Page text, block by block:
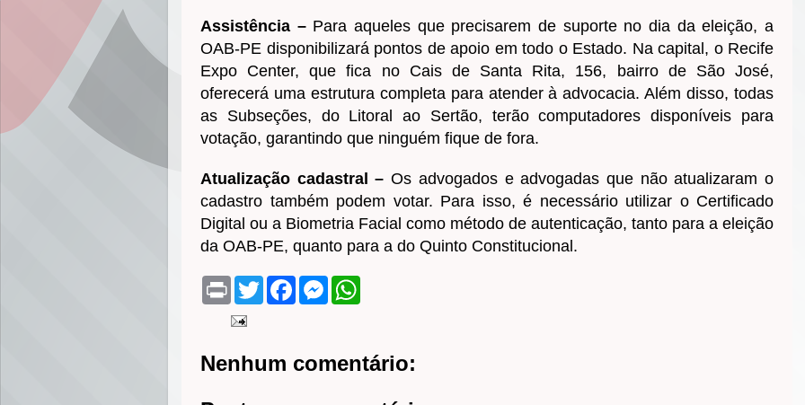
Assistência –Para aqueles que precisarem de suporte no dia da eleição, a
OAB-PE disponibilizará pontos de apoio em todo o Estado. Na capital, o Recife
Expo Center, que fica no Cais de Santa Rita, 156, bairro de São José,
oferecerá uma estrutura completa para atender à advocacia. Além disso, todas
as Subseções, do Litoral ao Sertão, terão computadores disponíveis para
votação, garantindo que ninguém fique de fora.
Atualização cadastral –Os advogados e advogadas que não atualizaram o
cadastro também podem votar. Para isso, é necessário utilizar o Certificado
Digital ou a Biometria Facial como método de autenticação, tanto para a eleição
da OAB-PE, quanto para a do Quinto Constitucional.
P
n
T
w
r
F
o
M
g
A
p
Nenhum comentário: